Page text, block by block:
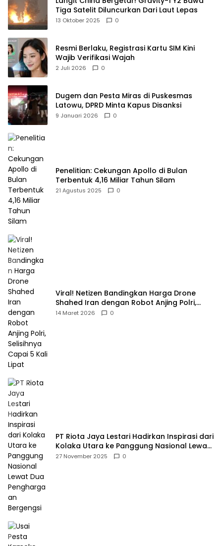
Tiga Satelit Diluncurkan Dari Laut Lepas
13 Oktober 2025 0
Resmi Berlaku, Registrasi Kartu SIM Kini
Wajib Verifikasi Wajah
2 Juli 2026 0
Dugem dan Pesta Miras di Puskesmas
Latowu, DPRD Minta Kapus Disanksi
9 Januari 2026 0
Penelitian: Cekungan Apollo di Bulan
Terbentuk 4,16 Miliar Tahun Silam
21 Agustus 2025 0
Viral! Netizen Bandingkan Harga Drone
Shahed Iran dengan Robot Anjing Polri,
Selisihnya Capai 5 Kali Lipat
14 Maret 2026 0
PT Riota Jaya Lestari Hadirkan Inspirasi dari
Kolaka Utara ke Panggung Nasional Lewat
Dua Penghargaan Bergengsi
27 November 2025 0